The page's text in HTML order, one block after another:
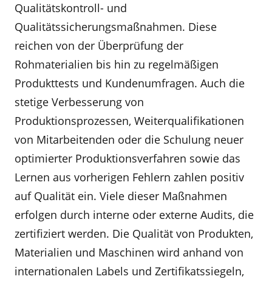
Qualitätskontroll- und
Qualitätssicherungsmaßnahmen. Diese
reichen von der Überprüfung der
Rohmaterialien bis hin zu regelmäßigen
Produkttests und Kundenumfragen. Auch die
stetige Verbesserung von
Produktionsprozessen, Weiterqualifikationen
von Mitarbeitenden oder die Schulung neuer
optimierter Produktionsverfahren sowie das
Lernen aus vorherigen Fehlern zahlen positiv
auf Qualität ein. Viele dieser Maßnahmen
erfolgen durch interne oder externe Audits, die
zertifiziert werden. Die Qualität von Produkten,
Materialien und Maschinen wird anhand von
internationalen Labels und Zertifikatssiegeln,